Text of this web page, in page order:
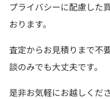
プライバシーに配慮した
おります。
査定からお見積りまで不
談のみでも大丈夫です。
是非お気軽にお越しくだ